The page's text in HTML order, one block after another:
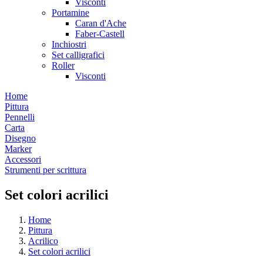
Visconti
Portamine
Caran d'Ache
Faber-Castell
Inchiostri
Set calligrafici
Roller
Visconti
Home
Pittura
Pennelli
Carta
Disegno
Marker
Accessori
Strumenti per scrittura
Set colori acrilici
Home
Pittura
Acrilico
Set colori acrilici